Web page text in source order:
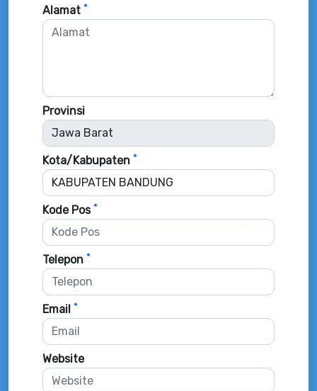
Alamat *
Provinsi
Kota/Kabupaten *
Kode Pos *
Telepon *
Email *
Website